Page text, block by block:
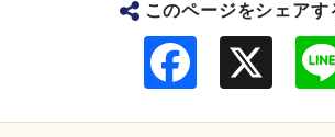
このページをシェアす